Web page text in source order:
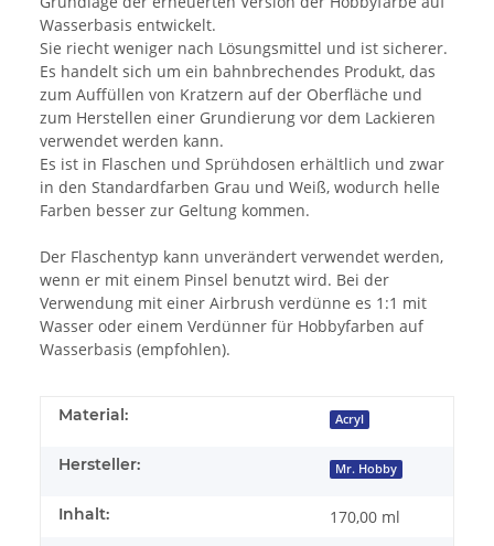
Wasserbasis entwickelt.
Sie riecht weniger nach Lösungsmittel und ist sicherer.
Es handelt sich um ein bahnbrechendes Produkt, das
zum Auffüllen von Kratzern auf der Oberfläche und
zum Herstellen einer Grundierung vor dem Lackieren
verwendet werden kann.
Es ist in Flaschen und Sprühdosen erhältlich und zwar
in den Standardfarben Grau und Weiß, wodurch helle
Farben besser zur Geltung kommen.
Der Flaschentyp kann unverändert verwendet werden,
wenn er mit einem Pinsel benutzt wird. Bei der
Verwendung mit einer Airbrush verdünne es 1:1 mit
Wasser oder einem Verdünner für Hobbyfarben auf
Wasserbasis (empfohlen).
Material: Acryl
Hersteller: Mr. Hobby
Inhalt: 170,00 ml